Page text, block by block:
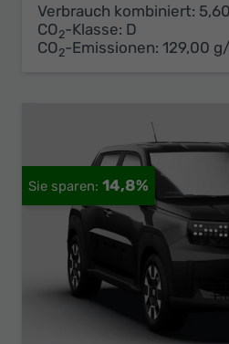
Verbrauch kombiniert:
CO2-Klasse: D
CO2-Emissionen: 129,00
14,8%